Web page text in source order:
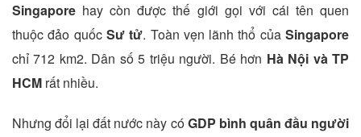
Singapore hay còn được thế giới gọi với cái tên quen
thuộc đảo quốc Sư tử. Toàn vẹn lãnh thổ củaSingapore
chỉ 712 km2. Dân số 5 triệu người. Bé hơn Hà Nội và TP
HCM rất nhiều.
Nhưng đổi lại đất nước này cóGDP bình quân đầu người